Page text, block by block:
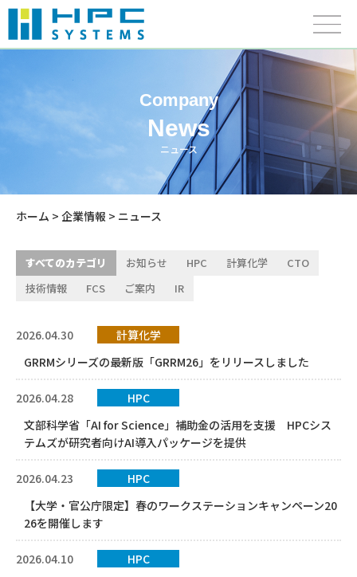
Company
News
ニュース
ホーム > 企業情報 > ニュース
すべてのカテゴリ お知らせ HPC 計算化学
CTO
技術情報
FCS ご案内 IR
2026.04.30
計算化学
GRRMシリーズの最新版「GRRM26」をリリースしました
2026.04.28
HPC
文部科学省「AI for Science」補助金の活用を支援 HPCシス
テムズが研究者向けAI導入パッケージを提供
2026.04.23
HPC
【大学・官公庁限定】春のワークステーションキャンペーン20
26を開催します
2026.04.10
HPC